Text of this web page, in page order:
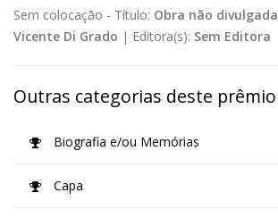
Sem colocação - Título: Obra não divulgada
Vicente Di Grado | Editora(s): Sem Editora
Outras categorias deste prêmio
Biografia e/ou Memórias
Capa